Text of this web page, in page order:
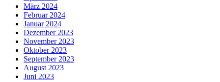
März 2024
Februar 2024
Januar 2024
Dezember 2023
November 2023
Oktober 2023
September 2023
August 2023
Juni 2023